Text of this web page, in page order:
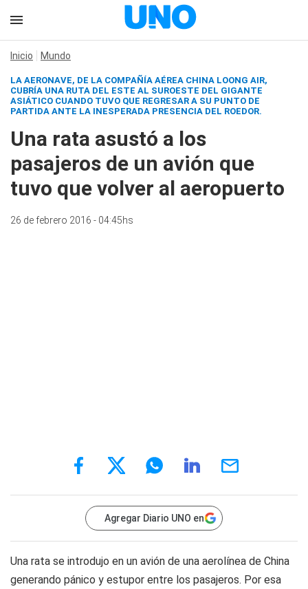
Inicio Mundo
LA AERONAVE, DE LA COMPAÑÍA AÉREA CHINA LOONG AIR,
CUBRÍA UNA RUTA DEL ESTE AL SUROESTE DEL GIGANTE
ASIÁTICO CUANDO TUVO QUE REGRESAR A SU PUNTO DE
PARTIDA ANTE LA INESPERADA PRESENCIA DEL ROEDOR.
Una rata asustó a los
pasajeros de un avión que
tuvo que volver al aeropuerto
26 de febrero 2016 - 04:45hs
Agregar Diario UNO en
Una rata se introdujo en un avión de una aerolínea de China
generando pánico y estupor entre los pasajeros. Por esa